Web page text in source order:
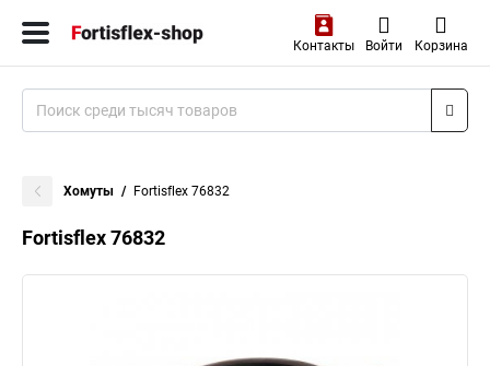
Контакты Войти Корзина
Хомуты Fortisflex 76832
Fortisflex 76832